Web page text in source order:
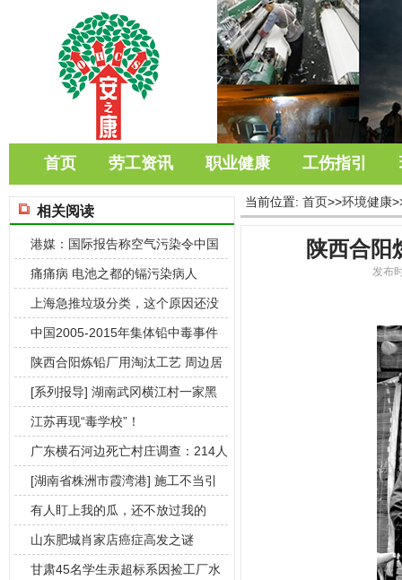
首页 劳工资讯 职业健康 工伤指引
当前位置: 首页>>环境健康
陕西合阳
发布
相关阅读
港媒：国际报告称空气污染令中国
人均折寿2
痛痛病 电池之都的镉污染病人
上海急推垃圾分类，这个原因还没
人敢提
中国2005-2015年集体铅中毒事件
报
陕西合阳炼铅厂用淘汰工艺 周边居
民血铅超
[系列报导] 湖南武冈横江村一家黑
冶炼厂
江苏再现“毒学校”！
广东横石河边死亡村庄调查：214人
死于癌
[湖南省株洲市霞湾港] 施工不当引
发部分
有人盯上我的瓜，还不放过我的
娃？！
山东肥城肖家店癌症高发之谜
甘肃45名学生汞超标系因捡工厂水